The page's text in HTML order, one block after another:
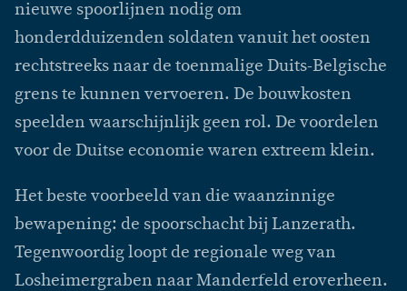
nieuwe spoorlijnen nodig om
honderdduizenden soldaten vanuit het oosten
rechtstreeks naar de toenmalige Duits-Belgische
grens te kunnen vervoeren. De bouwkosten
speelden waarschijnlijk geen rol. De voordelen
voor de Duitse economie waren extreem klein.
Het beste voorbeeld van die waanzinnige
bewapening: de spoorschacht bij Lanzerath.
Tegenwoordig loopt de regionale weg van
Losheimergraben naar Manderfeld eroverheen.